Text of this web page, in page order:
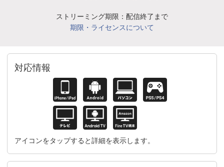
ストリーミング期限：配信終了まで
期限・ライセンスについて
対応情報
アイコンをタップすると詳細を表示します。